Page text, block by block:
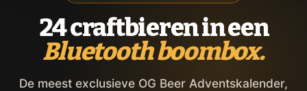
24 craftbieren in een
Bluetooth boombox.
De meest exclusieve OG Beer Adventskalender,